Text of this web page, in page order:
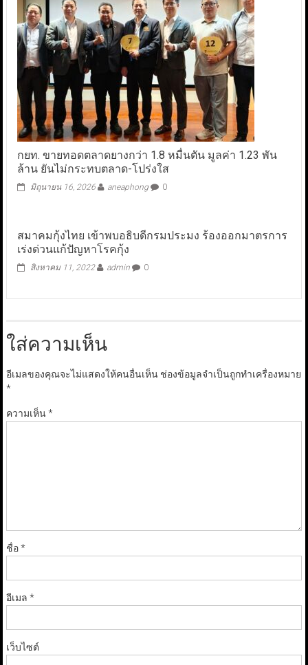
กยท. ขายทอดตลาดยางกว่า 1.8 หมื่นตัน มูลค่า 1.23 พัน
ล้าน ยันไม่กระทบตลาด-โปร่งใส
มิถุนายน 16, 2026 aneaphong 0
สมาคมกุ้งไทย เข้าพบอธิบดีกรมประมง ร้องออกมาตรการ
เร่งด่วนแก้ปัญหาโรคกุ้ง
สิงหาคม 11, 2022 admin 0
ใส่ความเห็น
อีเมลของคุณจะไม่แสดงให้คนอื่นเห็น ช่องข้อมูลจำเป็นถูกทำเครื่องหมาย
*
ความเห็น*
ชื่อ*
อีเมล *
เว็บไซต์